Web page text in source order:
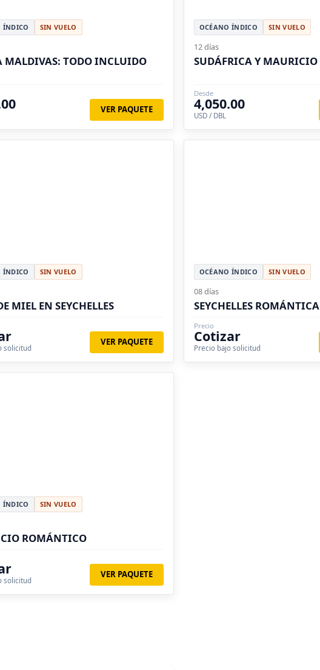
ÍNDICO SIN VUELO
MALDIVAS: TODO INCLUIDO
VER PAQUETE
OCÉANO ÍNDICO SIN VUELO
12 días
SUDÁFRICA Y MAURICIO
Desde
4,050.00
USD / DBL
ÍNDICO SIN VUELO
MIEL EN SEYCHELLES
solicitud
VER PAQUETE
OCÉANO ÍNDICO SIN VUELO
08 días
SEYCHELLES ROMÁNTICA
Precio
Cotizar
Precio bajo solicitud
ÍNDICO SIN VUELO
ROMÁNTICO
solicitud
VER PAQUETE